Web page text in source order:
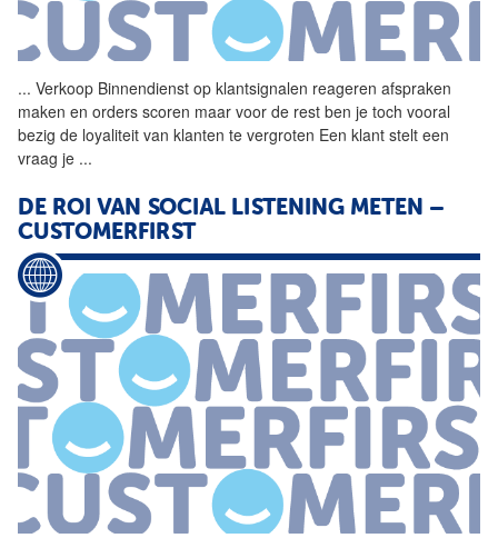
... Verkoop Binnendienst op klantsignalen reageren afspraken
maken en orders scoren maar voor de rest ben je toch vooral
bezig de loyaliteit van klanten te vergroten Een klant stelt een
vraag je ...
DE ROI VAN SOCIAL LISTENING METEN –
CUSTOMERFIRST